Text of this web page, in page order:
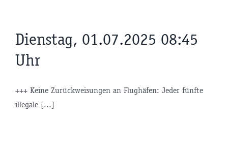
Dienstag, 01.07.2025 08:45
Uhr
+++ Keine Zurückweisungen an Flughäfen: Jeder fünfte
illegale [...]